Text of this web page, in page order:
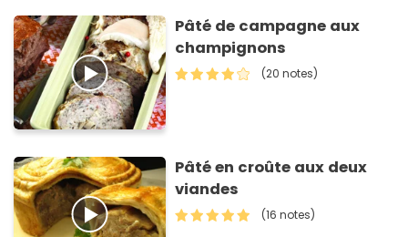
Pâté de campagne aux
champignons
(20 notes)
Pâté en croûte aux deux
viandes
(16 notes)